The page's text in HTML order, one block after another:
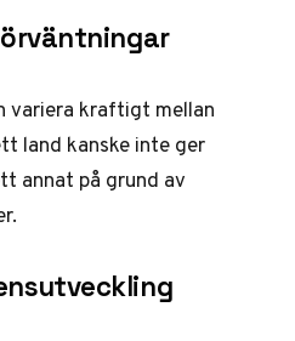
variera kraftigt mellan
land kanske inte ger
annat på grund av